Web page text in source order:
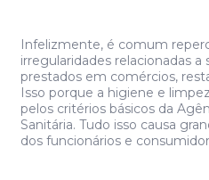
Infelizmente, é comum
irregularidades relacionadas
prestados em comércios,
Isso porque a higiene e
pelos critérios básicos da
Sanitária. Tudo isso causa
dos funcionários e